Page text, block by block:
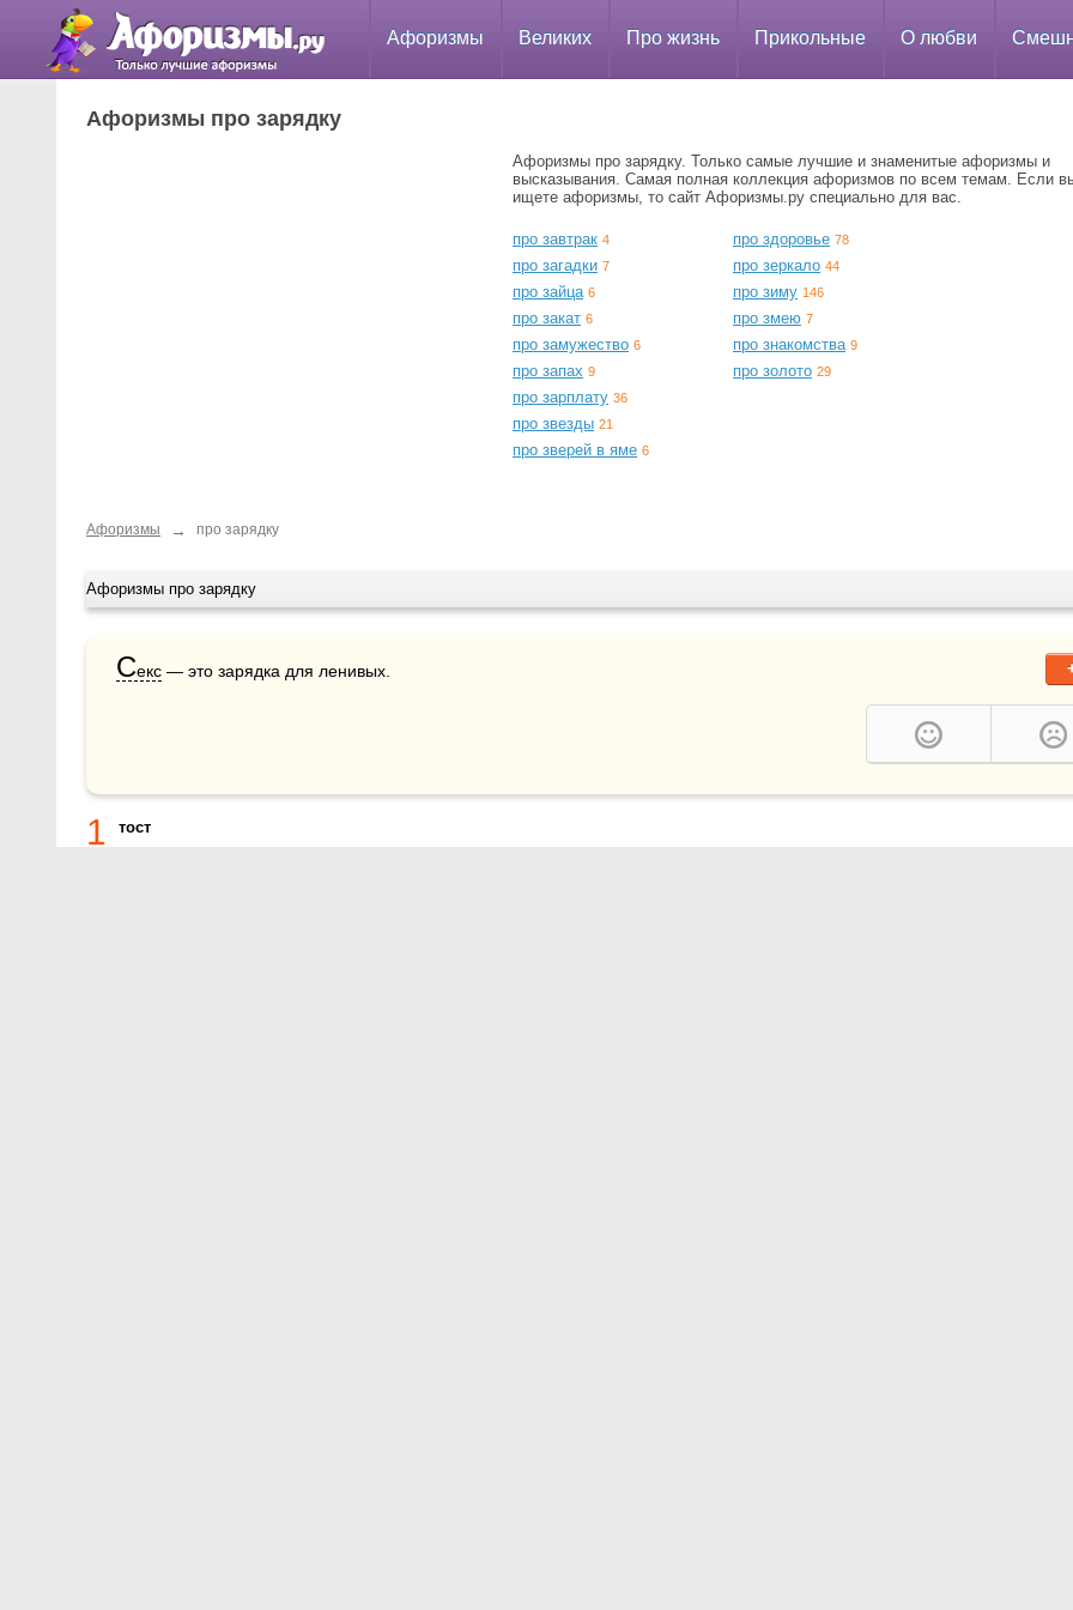
Афоризмы Великих Про жизнь Прикольные О любви
Афоризмы про зарядку
Афоризмы про зарядку. Только самые лучшие и знаменитые афоризмы и
высказывания. Самая полная коллекция афоризмов по всем темам. Если
ищете афоризмы, то сайт Афоризмы.ру специально для вас.
про завтрак 4
про загадки 7
про зайца 6
про закат 6
про замужество 6
про запах 9
про зарплату 36
про звезды 21
про зверей в яме 6
про здоровье 78
про зеркало 44
про зиму 146
про змею 7
про знакомства 9
про золото 29
Афоризмы → про зарядку
Афоризмы про зарядку
Секс — это зарядка для ленивых.
1 тост